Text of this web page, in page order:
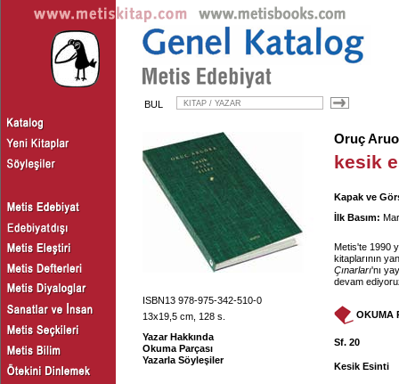
BUL
ISBN13 978-975-342-510-0
13x19,5 cm, 128 s.
Yazar Hakkında
Okuma Parçası
Yazarla Söyleşiler
Oruç
kesik
Kapak ve
İlk Basım:
Metis'te 1990
kitaplarının
Çınarları'nı
devam
OKUMA
Sf. 20
Kesik Esinti